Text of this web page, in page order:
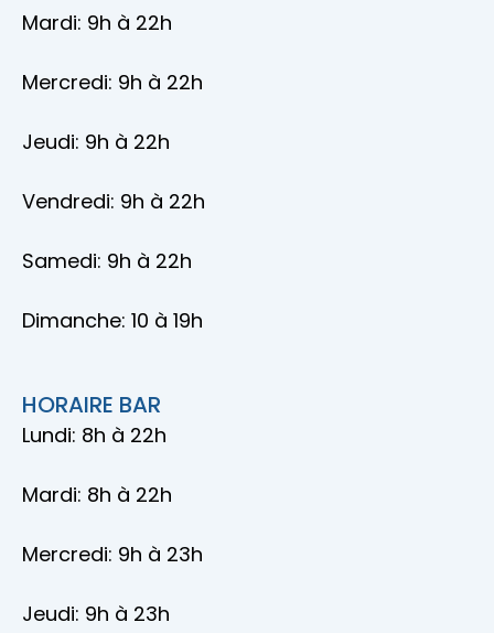
Mardi: 9h à 22h
Mercredi: 9h à 22h
Jeudi: 9h à 22h
Vendredi: 9h à 22h
Samedi: 9h à 22h
Dimanche: 10 à 19h
HORAIRE BAR
Lundi: 8h à 22h
Mardi: 8h à 22h
Mercredi: 9h à 23h
Jeudi: 9h à 23h